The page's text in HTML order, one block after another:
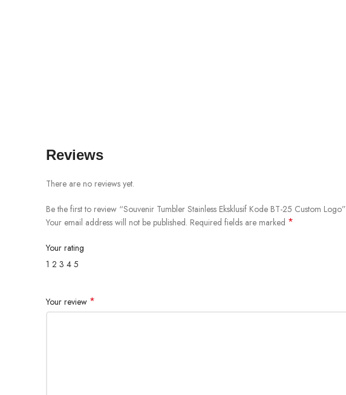
Reviews
There are no reviews yet.
Be the first to review “Souvenir Tumbler Stainless Eksklusif Kode BT-25 Custom Logo”
Your email address will not be published. Required fields are marked *
Your rating
1 2 3 4 5
Your review *